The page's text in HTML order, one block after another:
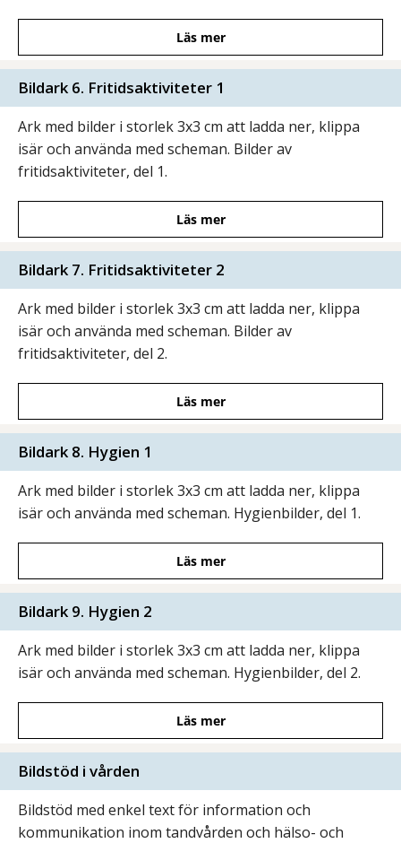
Läs mer
Bildark 6. Fritidsaktiviteter 1
Ark med bilder i storlek 3x3 cm att ladda ner, klippa
isär och använda med scheman. Bilder av
fritidsaktiviteter, del 1.
Läs mer
Bildark 7. Fritidsaktiviteter 2
Ark med bilder i storlek 3x3 cm att ladda ner, klippa
isär och använda med scheman. Bilder av
fritidsaktiviteter, del 2.
Läs mer
Bildark 8. Hygien 1
Ark med bilder i storlek 3x3 cm att ladda ner, klippa
isär och använda med scheman. Hygienbilder, del 1.
Läs mer
Bildark 9. Hygien 2
Ark med bilder i storlek 3x3 cm att ladda ner, klippa
isär och använda med scheman. Hygienbilder, del 2.
Läs mer
Bildstöd i vården
Bildstöd med enkel text för information och
kommunikation inom tandvården och hälso- och